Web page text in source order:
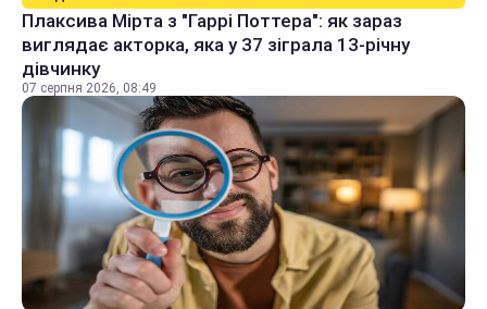
Плаксива Мірта з "Гаррі Поттера": як зараз
виглядає акторка, яка у 37 зіграла 13-річну
дівчинку
07 серпня 2026, 08:49